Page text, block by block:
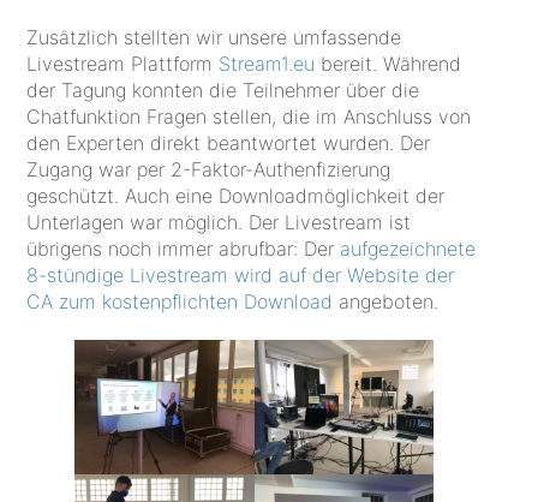
Zusätzlich stellten wir unsere umfassende
Livestream Plattform Stream1.eu bereit. Während
der Tagung konnten die Teilnehmer über die
Chatfunktion Fragen stellen, die im Anschluss von
den Experten direkt beantwortet wurden. Der
Zugang war per 2-Faktor-Authenfizierung
geschützt. Auch eine Downloadmöglichkeit der
Unterlagen war möglich. Der Livestream ist
übrigens noch immer abrufbar: Der aufgezeichnete
8-stündige Livestream wird auf der Website der
CA zum kostenpflichten Download angeboten.